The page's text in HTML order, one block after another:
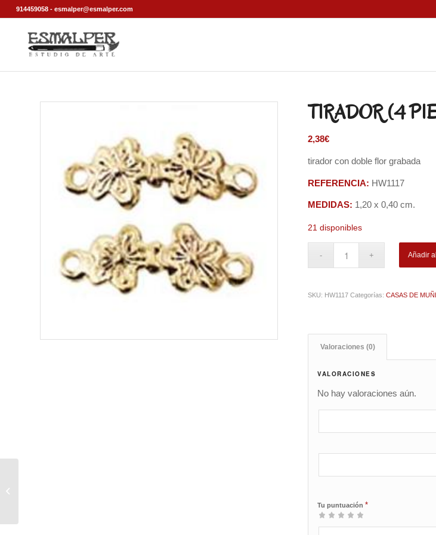
914459058 - esmalper@esmalper.com
TIRADOR (4
2,38€
tirador con doble flor grabada
REFERENCIA: HW1117
MEDIDAS: 1,20 x 0,40 cm.
21 disponibles
Añadir
SKU: HW1117 Categorías:CASAS DE
Valoraciones (0)
VALORACIONES
No hay valoraciones aún.
Tu puntuación*
1
2 de
3 de 5
4 de 5
5 de 5